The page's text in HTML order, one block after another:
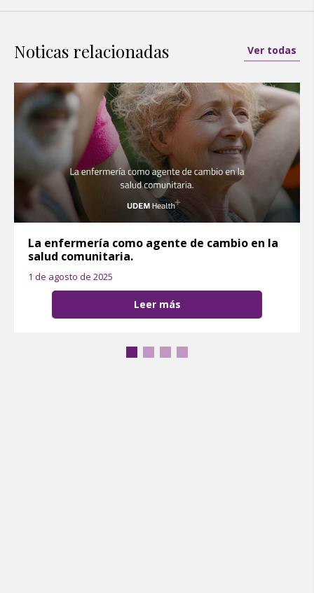
Noticas relacionadas Ver todas
La enfermería como agente de cambio en la
salud comunitaria.
1 de agosto de 2025
Leer más